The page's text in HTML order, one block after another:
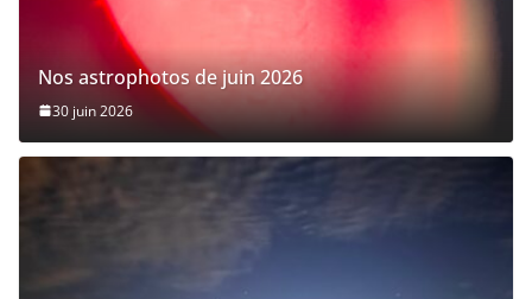
Nos astrophotos de juin 2026
30 juin 2026